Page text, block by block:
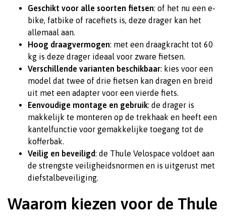
Geschikt voor alle soorten fietsen: of het nu een e-
bike, fatbike of racefiets is, deze drager kan het
allemaal aan.
Hoog draagvermogen: met een draagkracht tot 60
kg is deze drager ideaal voor zware fietsen.
Verschillende varianten beschikbaar: kies voor een
model dat twee of drie fietsen kan dragen en breid
uit met een adapter voor een vierde fiets.
Eenvoudige montage en gebruik: de drager is
makkelijk te monteren op de trekhaak en heeft een
kantelfunctie voor gemakkelijke toegang tot de
kofferbak.
Veilig en beveiligd: de Thule Velospace voldoet aan
de strengste veiligheidsnormen en is uitgerust met
diefstalbeveiliging.
Waarom kiezen voor de Thule